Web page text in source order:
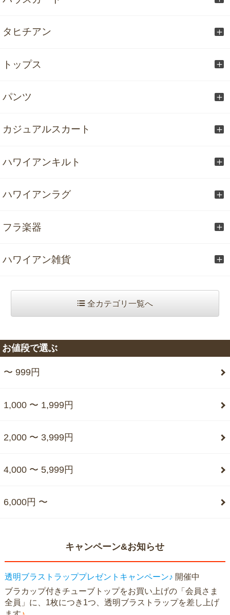
タヒチアン
トップス
パンツ
カジュアルスカート
ハワイアンキルト
ハワイアンラグ
フラ楽器
ハワイアン雑貨
全カテゴリ一覧へ
お値段で選ぶ
〜 999円
1,000 〜 1,999円
2,000 〜 3,999円
4,000 〜 5,999円
6,000円 〜
キャンペーン&お知らせ
透明ブラストラッププレゼントキャンペーン♪ 開催中
ブラカップ付きチューブトップをお買い上げの「会員さま
全員」に、1枚につき1つ、透明ブラストラップを差し上げ